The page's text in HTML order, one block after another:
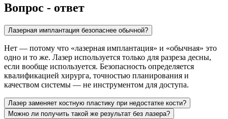
Вопрос - ответ
Лазерная имплантация безопаснее обычной?
Нет — потому что «лазерная имплантация» и «обычная» это
одно и то же. Лазер используется только для разреза десны,
если вообще используется. Безопасность определяется
квалификацией хирурга, точностью планирования и
качеством системы — не инструментом для доступа.
Лазер заменяет костную пластику при недостатке кости?
Можно ли получить такой же результат без лазера?